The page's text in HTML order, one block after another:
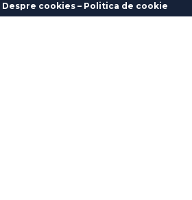
Despre cookies – Politica de cookie